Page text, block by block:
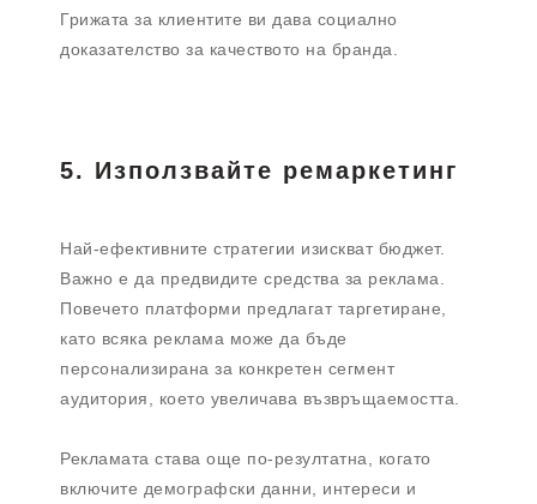
Грижата за клиентите ви дава социално
доказателство за качеството на бранда.
5. Използвайте ремаркетинг
Най-ефективните стратегии изискват бюджет.
Важно е да предвидите средства за реклама.
Повечето платформи предлагат таргетиране,
като всяка реклама може да бъде
персонализирана за конкретен сегмент
аудитория, което увеличава възвръщаемостта.
Рекламата става още по-резултатна, когато
включите демографски данни, интереси и